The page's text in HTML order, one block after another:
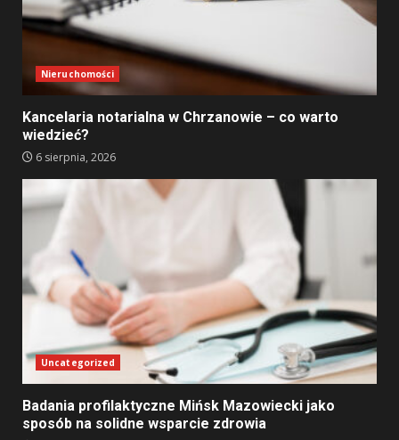
Nieruchomości
Kancelaria notarialna w Chrzanowie – co warto
wiedzieć?
6 sierpnia, 2026
Uncategorized
Badania profilaktyczne Mińsk Mazowiecki jako
sposób na solidne wsparcie zdrowia